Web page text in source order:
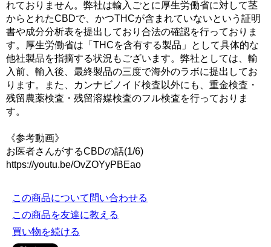
れておりません。弊社は輸入ごとに厚生労働省に対して茎
からとれたCBDで、かつTHCが含まれていないという証明
書や成分分析表を提出しており合法の確認を行っておりま
す。厚生労働省は「THCを含有する製品」として具体的な
他社製品を指摘する状況もございます。弊社としては、輸
入前、輸入後、最終製品の三度で海外のラボに提出してお
ります。また、カンナビノイド検査以外にも、重金検査・
残留農薬検査・残留溶媒検査のフル検査を行っておりま
す。
《参考動画》
お医者さんがするCBDの話(1/6)
https://youtu.be/OvZOYyPBEao
この商品について問い合わせる
この商品を友達に教える
買い物を続ける